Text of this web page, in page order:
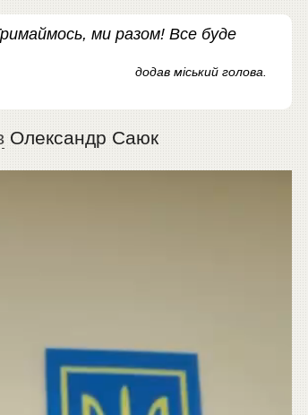
ми разом! Все буде
додав міський голова.
Олександр Саюк